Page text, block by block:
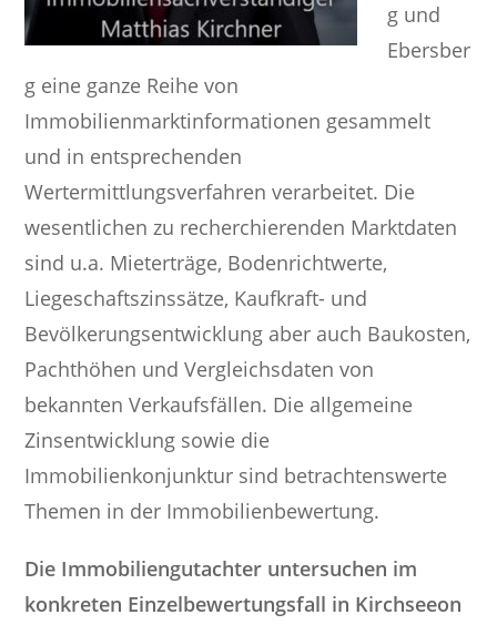
g und
Ebersber
g eine ganze Reihe von
Immobilienmarktinformationen gesammelt
und in entsprechenden
Wertermittlungsverfahren verarbeitet. Die
wesentlichen zu recherchierenden Marktdaten
sind u.a. Mieterträge, Bodenrichtwerte,
Liegeschaftszinssätze, Kaufkraft- und
Bevölkerungsentwicklung aber auch Baukosten,
Pachthöhen und Vergleichsdaten von
bekannten Verkaufsfällen. Die allgemeine
Zinsentwicklung sowie die
Immobilienkonjunktur sind betrachtenswerte
Themen in der Immobilienbewertung.
Die Immobiliengutachter untersuchen im
konkreten Einzelbewertungsfall in Kirchseeon